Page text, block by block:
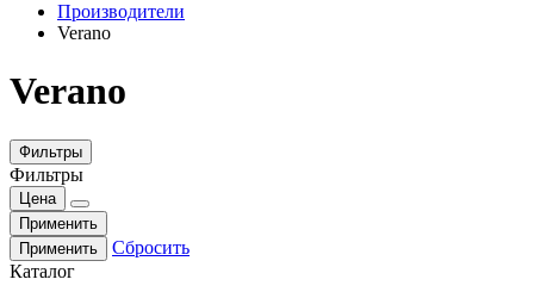
Производители
Verano
Verano
Фильтры
Фильтры
Цена
Применить
Применить
Сбросить
Каталог